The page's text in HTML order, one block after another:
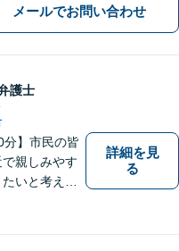
メールでお問い合わせ
護士
分】市民の皆
親しみやす
いと考えて
にご相談く
詳細を見
る